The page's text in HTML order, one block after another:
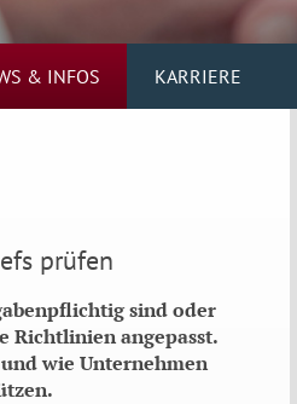
& INFOS KARRIERE
prüfen
sind oder
Richt­linien angepasst.
wie Unter­nehmen